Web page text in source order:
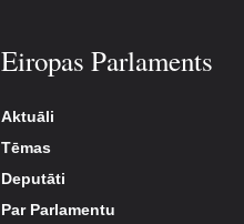
Eiropas Parlaments
Aktuāli
Tēmas
Deputāti
Par Parlamentu